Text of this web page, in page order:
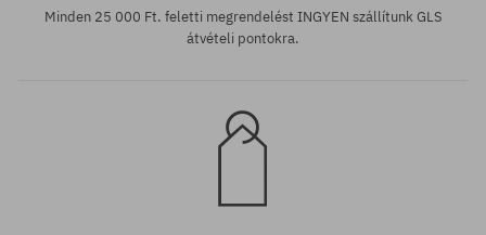
Minden 25 000 Ft. feletti megrendelést INGYEN szállítunk GLS
átvételi pontokra.